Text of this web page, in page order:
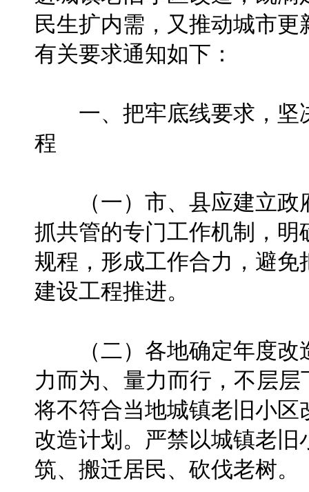
民生扩内需，又推动城市
有关要求通知如下：
一、把牢底线要求，坚
程
（一）市、县应建立政
抓共管的专门工作机制，
规程，形成工作合力，避
建设工程推进。
（二）各地确定年度改
力而为、量力而行，不层
将不符合当地城镇老旧小
改造计划。严禁以城镇老
筑、搬迁居民、砍伐老树。